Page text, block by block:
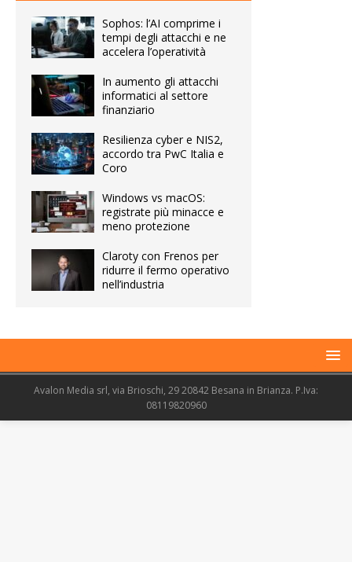
Sophos: l’AI comprime i
tempi degli attacchi e ne
accelera l’operatività
In aumento gli attacchi
informatici al settore
finanziario
Resilienza cyber e NIS2,
accordo tra PwC Italia e
Coro
Windows vs macOS:
registrate più minacce e
meno protezione
Claroty con Frenos per
ridurre il fermo operativo
nell’industria
Avalon Media srl, via Brioschi, 29 20842 Besana in Brianza. P.Iva:
08119820960